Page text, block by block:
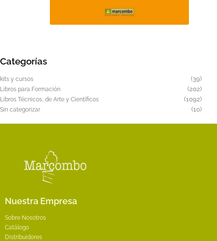
producto
Las
opciones
pueden
la
página
de
Categorías
kits y cursos 3939
Libros para Formación 202202
Libros Técnicos, de Arte y Científicos 10921092
Sin categorizar 1010
Nuestra Empresa
Sobre Nosotros
Catálogo
Distribuidores